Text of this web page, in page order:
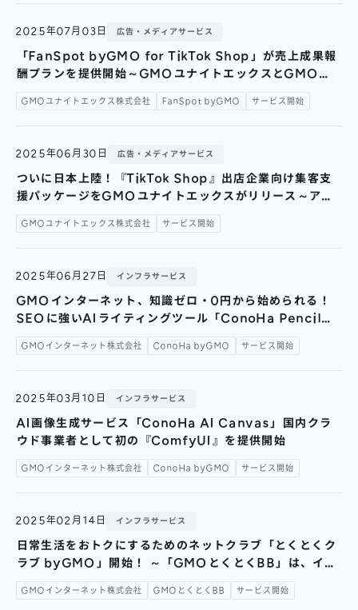
2025年07月03日 広告・メディアサービス
「FanSpot byGMO for TikTok Shop」が売上成果報
酬プランを提供開始～GMOユナイトエックスとGMO
GMOユナイトエックス株式会社 FanSpot byGMO サービス開始
2025年06月30日 広告・メディアサービス
ついに日本上陸！『TikTok Shop』出店企業向け集客支
援パッケージをGMOユナイトエックスがリリース～アプ
常料金から最大120万円お得になるキャンペーンを実施～
GMOユナイトエックス株式会社 サービス開始
2025年06月27日 インフラサービス
GMOインターネット、知識ゼロ・0円から始められる！
SEOに強いAIライティングツール「ConoHa Pencil
「ConoHa WING byGMO」で標準提供（※1）
GMOインターネット株式会社 ConoHa byGMO サービス開始
2025年03月10日 インフラサービス
AI画像生成サービス「ConoHa AI Canvas」国内クラ
ウド事業者として初の『ComfyUI』を提供開始
GMOインターネット株式会社 ConoHa byGMO サービス開始
2025年02月14日 インフラサービス
日常生活をおトクにするためのネットクラブ「とくとくク
ラブ byGMO」開始！ ～「GMOとくとくBB」は、イン
に変える情報満載～
GMOインターネット株式会社 GMOとくとくBB サービス開始